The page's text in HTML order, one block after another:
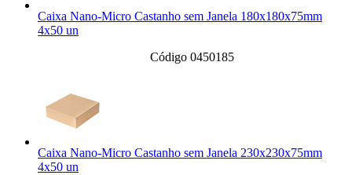
Caixa Nano-Micro Castanho sem Janela 180x180x75mm
4x50 un
Código 0450185
Caixa Nano-Micro Castanho sem Janela 230x230x75mm
4x50 un